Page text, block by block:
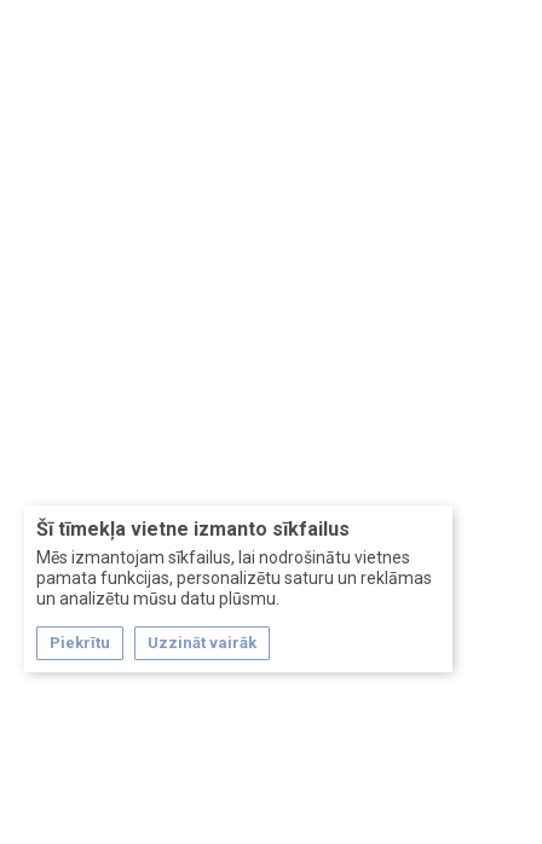
Šī tīmekļa vietne izmanto sīkfailus
Mēs izmantojam sīkfailus, lai nodrošinātu vietnes
pamata funkcijas, personalizētu saturu un reklāmas
un analizētu mūsu datu plūsmu.
Piekrītu Uzzināt vairāk